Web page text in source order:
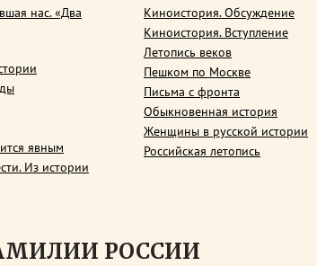
нас. «Два
явным
Из истории
Киноистория. Обсуждение
Киноистория. Вступление
Летопись веков
Пешком по Москве
Письма с фронта
Обыкновенная история
Женщины в русской истории
Российская летопись
РОССИИ